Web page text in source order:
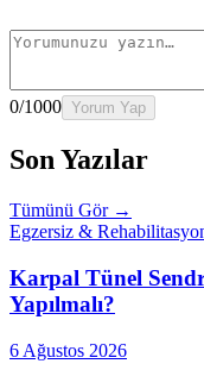
0/1000 Yorum Yap
Son Yazılar
Tümünü Gör →
Egzersiz &
Karpal Tünel
Yapılmalı?
6 Ağustos 2026